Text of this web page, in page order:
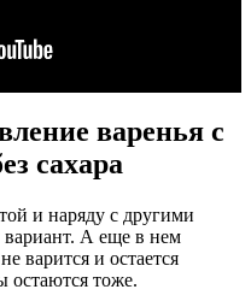
варенья с
сахара
и наряду с другими
вариант. А еще в нем
варится и остается
остаются тоже.